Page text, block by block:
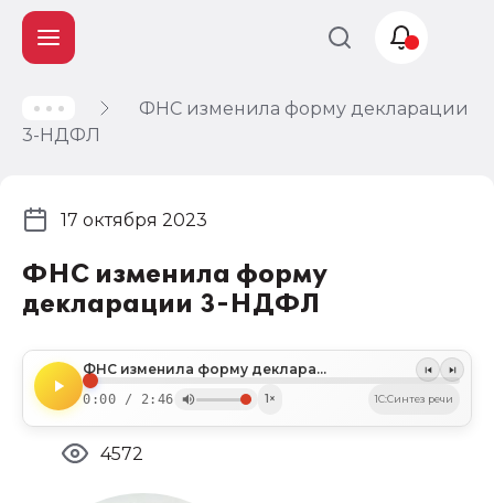
ФНС изменила форму декларации
3-НДФЛ
ФНС изменила форму
декларации 3-НДФЛ
ФНС изменила форму декларации 3-НДФЛ
0:00 / 2:46 1× 1C:Синтез речи
17 октября 2023
4572
Учет и
налогообложение